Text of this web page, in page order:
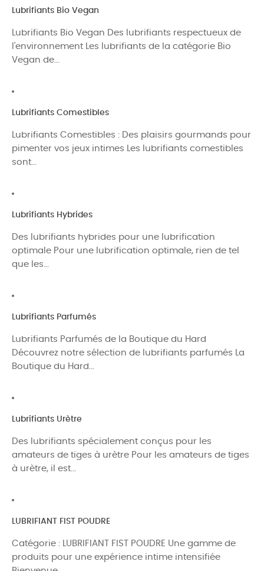
Lubrifiants Bio Vegan
Lubrifiants Bio Vegan Des lubrifiants respectueux de
l'environnement Les lubrifiants de la catégorie Bio
Vegan de...
Lubrifiants Comestibles
Lubrifiants Comestibles : Des plaisirs gourmands pour
pimenter vos jeux intimes Les lubrifiants comestibles
sont...
Lubrifiants Hybrides
Des lubrifiants hybrides pour une lubrification
optimale Pour une lubrification optimale, rien de tel
que les...
Lubrifiants Parfumés
Lubrifiants Parfumés de la Boutique du Hard
Découvrez notre sélection de lubrifiants parfumés La
Boutique du Hard...
Lubrifiants Urètre
Des lubrifiants spécialement conçus pour les
amateurs de tiges à urètre Pour les amateurs de tiges
à urètre, il est...
LUBRIFIANT FIST POUDRE
Catégorie : LUBRIFIANT FIST POUDRE Une gamme de
produits pour une expérience intime intensifiée